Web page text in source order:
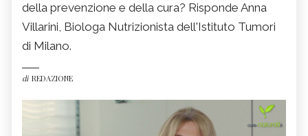
della prevenzione e della cura? Risponde Anna
Villarini, Biologa Nutrizionista dell'Istituto Tumori
di Milano.
di REDAZIONE